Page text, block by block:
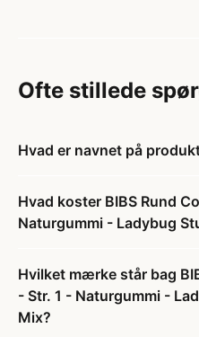
Ofte stillede
Hvad er navnet på
Hvad koster BIBS Rund
Naturgummi - Ladybug
Hvilket mærke står bag
- Str. 1 - Naturgummi -
Mix?